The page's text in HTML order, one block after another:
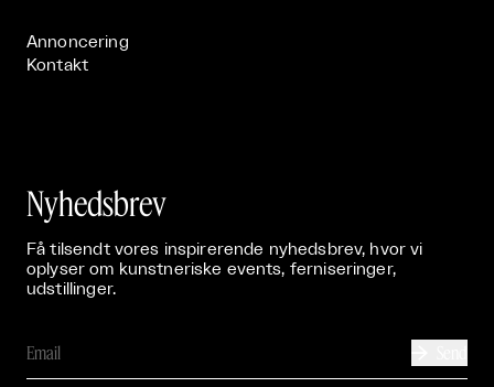
Annoncering
Kontakt
Nyhedsbrev
Få tilsendt vores inspirerende nyhedsbrev, hvor vi
oplyser om kunstneriske events, ferniseringer,
udstillinger.